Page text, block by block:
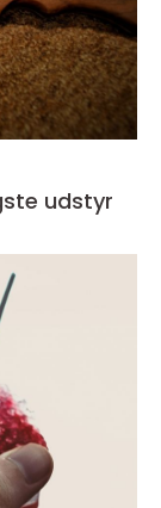
udstyr